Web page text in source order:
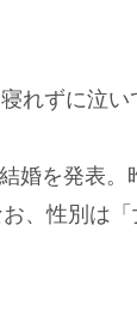
ずに泣い
結婚を発表
、性別は